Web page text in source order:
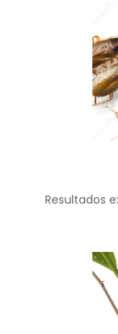
Resultados